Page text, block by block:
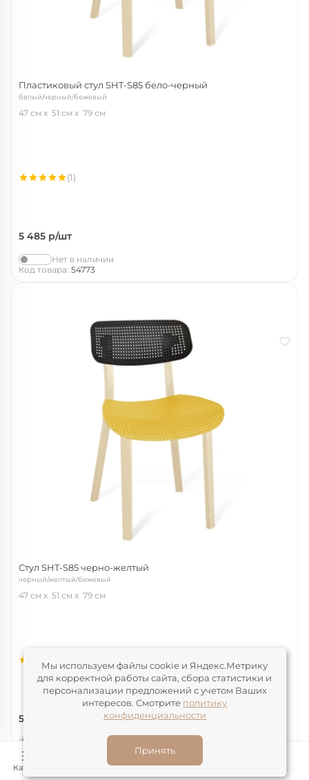
Пластиковый стул SHT-S85 бело-черный
белый/черный/бежевый
47 см 51 см 79 см
5 485 р/шт
(1)
Нет в наличии
Код товара: 54773
Стул SHT-S85 черно-желтый
черный/желтый/бежевый
47 см 51 см 79 см
5 485
Нет в наличии
Код товара:
Каталог Конструктор Корзина Избранное ЛК
Мы используем файлы cookie и Яндекс.Метрику
для корректной работы сайта, сбора статистики и
персонализации предложений с учетом Ваших
интересов. Смотрите политику
конфиденциальности
Принять